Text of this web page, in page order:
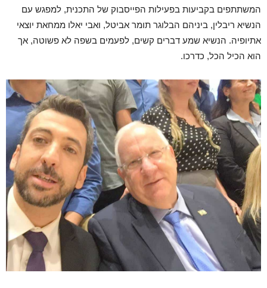
המשתתפים בקביעות בפעילות הפייסבוק של התכנית, למפגש עם
הנשיא ריבלין, ביניהם הבלוגר תומר אביטל, ואבי יאלו ממחאת יוצאי
אתיופיה. הנשיא שמע דברים קשים, לפעמים בשפה לא פשוטה, אך
הוא הכיל הכל, כדרכו.